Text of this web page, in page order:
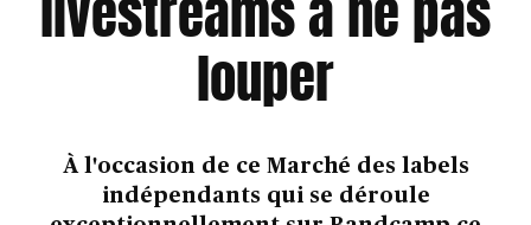
louper
À l'occasion de ce Marché des labels
indépendants qui se déroule